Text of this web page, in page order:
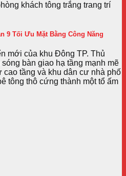
9 Tối Ưu Mặt Bằng Công Năng
mới của khu Đông TP. Thủ
bàn giao hạ tầng mạnh mẽ
tầng và khu dân cư nhà phố
tông thô cứng thành một tổ ấm